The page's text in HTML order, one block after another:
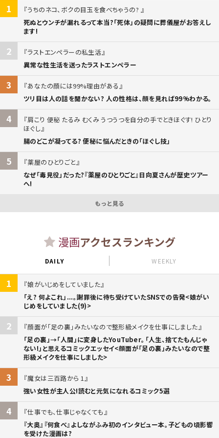
1
うちのネコ、ボクの目玉を食べちゃうの?
死ぬとウンチが漏れるって本当?「死体」の疑問に葬儀屋がお答えし
ます!
2
ラストエンペラーの私生活
異常な性生活を送ったラストエンペラー
3
あなたの顔には99%理由がある
ツリ目は人の話を聞かない? 人の性格は、顔を見れば99%わかる。
4
肩こり 便秘 たるみ むくみ うつうつを自分の手でときほぐす! ひとり
ほぐし
腸のどこが凝ってる? 便秘に悩んだときの「ほぐし技」
5
薬屋のひとりごと
なぜ「毒見役」だった?『薬屋のひとりごと』日向夏さんが歴史ツアー
へ!
もっと見る
漫画アクセスランキング
DAILY WEEKLY
1
娘がいじめをしていました
「え? 何よこれ」...。謝罪後に待ち受けていたSNSでの告発<娘がい
じめをしていました(9)>
2
顔面が「足の裏」みたいなので整形級メイクを仕事にしました
「足の裏」→「人間」に変身したYouTuber。「人生、捨てたもんじゃ
ない!」と思えるコミックエッセイ<顔面が「足の裏」みたいなので整
形級メイクを仕事にしました>
3
魔女は三百路から 1
強い女性が主人公!読むと元気になれるコミック5選
4
仕事でも、仕事じゃなくても
『大奥』『何食べ』よしながふみ初のインタビュー本。子どもの頃影響
を受けた漫画は?